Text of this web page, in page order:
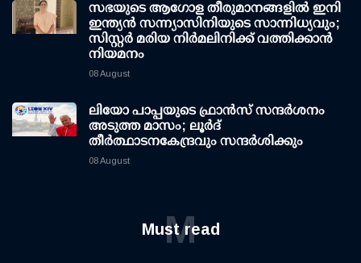
സഭയുടെ ആഗോള തീരുമാനങ്ങളിൽ ഇനി
ഇന്ത്യൻ സന്ന്യാസിനിയുടെ സാന്നിധ്യവും;
സിസ്റ്റർ മരിയ നിർമലിനിക്ക് വത്തിക്കാൻ
നിയമനം
08 August
ലിയോ പാപ്പയുടെ ഫ്രാൻസ് സന്ദർശനം
അടുത്ത മാസം; ലൂർദ്
തീർത്ഥാടനകേന്ദ്രവും സന്ദർശിക്കും
08 August
Must read
M